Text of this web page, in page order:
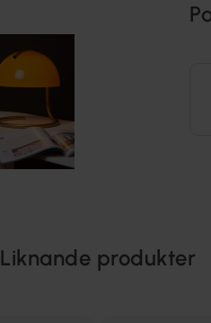
Liknande produkter